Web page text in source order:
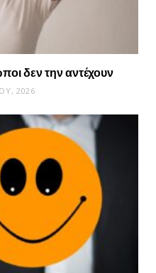
δεν την αντέχουν
2026